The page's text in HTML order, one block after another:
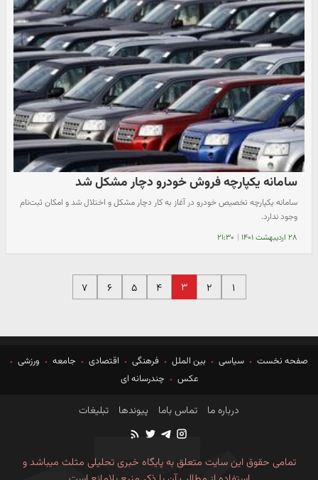
سامانه یکپارچه فروش خودرو دچار مشکل شد
سامانه یکپارچه تخصیص خودرو در آغاز به کار دچار مشکل و اختلال شد و امکان ثبت‌نام
وجود ندارد.
۲۸ اردیبهشت ۱۴۰۱ | ۲۱:۳۰
۱ ۲ ۳ ۴ ۵ ۶ ۷
صفحه نخست سیاسی بین الملل فرهنگی اقتصادی جامعه
ورزشی
عکس
چندرسانه ای
درباره ما تماس باما پیوندها تبلیغات
تمامی حقوق این سایت متعلق به پایگاه خبری تحلیلی مثلث میباشد و